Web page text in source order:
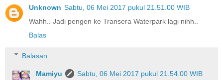
Unknown Sabtu, 06 Mei 2017 pukul 21.51.00 WIB
Wahh.. Jadi pengen ke Transera Waterpark lagi nihh..
Balas
Balasan
Mamiyu
Sabtu, 06 Mei 2017 pukul 21.54.00 WIB